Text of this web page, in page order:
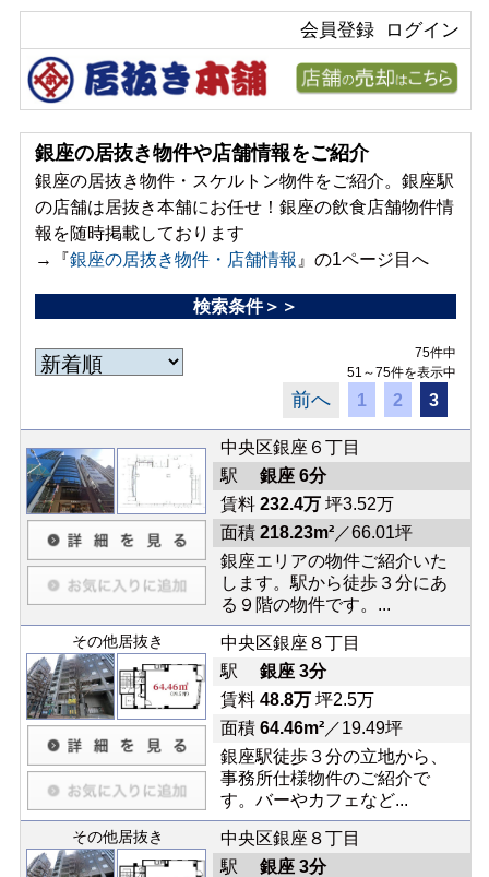
ログイン
会員登録
銀座の居抜き物件や店舗情報をご紹介
銀座の居抜き物件・スケルトン物件をご紹介。銀座駅
の店舗は居抜き本舗にお任せ！銀座の飲食店舗物件情
報を随時掲載しております
→『銀座の居抜き物件・店舗情報 』の1ページ目へ
検索条件＞＞
75件中
51～75件を表示中
前へ 1 2 3
中央区銀座６丁目
駅 銀座 6分
賃料 232.4万坪3.52万
面積 218.23m²／66.01坪
銀座エリアの物件ご紹介いた
します。駅から徒歩３分にあ
る９階の物件です。...
その他居抜き
中央区銀座８丁目
駅 銀座 3分
賃料 48.8万坪2.5万
面積 64.46m²／19.49坪
銀座駅徒歩３分の立地から、
事務所仕様物件のご紹介で
す。バーやカフェなど...
その他居抜き
中央区銀座８丁目
駅 銀座 3分